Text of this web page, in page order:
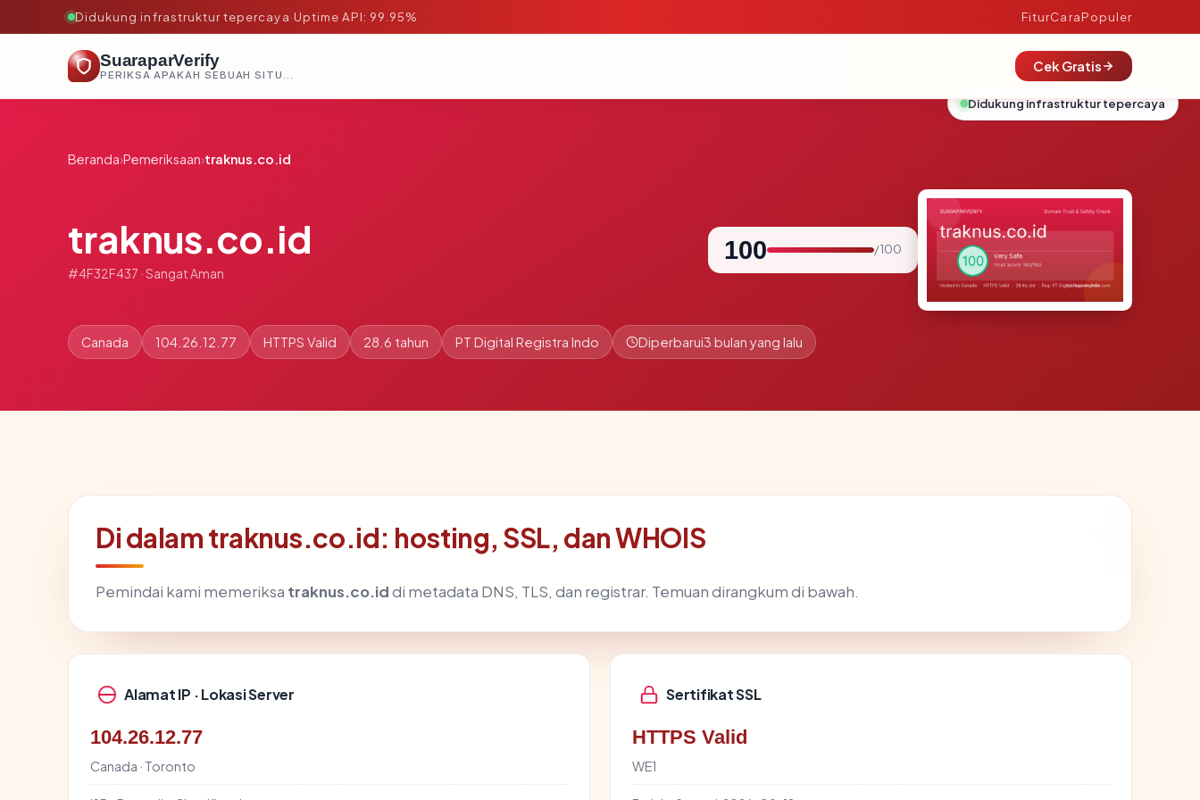
Didukung infrastruktur tepercaya·Uptime API: 99.95% FiturCaraPopuler
SuaraparVerify
PERIKSA APAKAH SEBUAH SITUS AMAN, TEPERCAYA, DAN TERVERIFIKASI DALAM HITUNGAN DETIK.
Cek Gratis
Beranda›Pemeriksaan›traknus.co.id
traknus.co.id
#4F32F437 · Sangat Aman
100 / 100
Canada 104.26.12.77 HTTPS Valid 28.6 tahun PT Digital Registra Indo Diperbarui3 bulan yang lalu
Di dalam traknus.co.id: hosting, SSL, dan WHOIS
Pemindai kami memeriksa traknus.co.iddi metadata DNS, TLS, dan registrar. Temuan dirangkum di bawah.
Alamat IP · Lokasi Server
104.26.12.77
Canada · Toronto
Sertifikat SSL
HTTPS Valid
WE1
Didukung infrastruktur tepercaya